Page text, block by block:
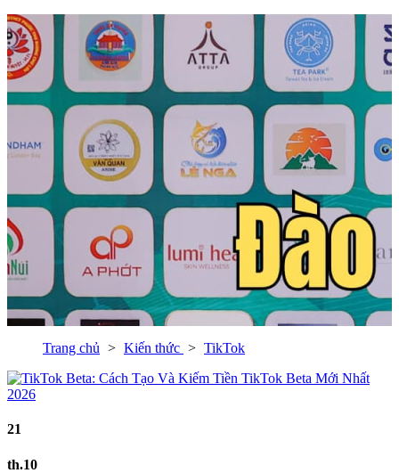
Trang chủ Kiến thức TikTok
21
th.10